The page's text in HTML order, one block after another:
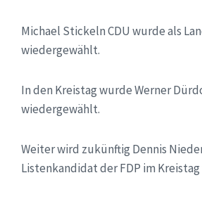
Michael Stickeln CDU wurde als
wiedergewählt.
In den Kreistag wurde Werner
wiedergewählt.
Weiter wird zukünftig Dennis
Listenkandidat der FDP im